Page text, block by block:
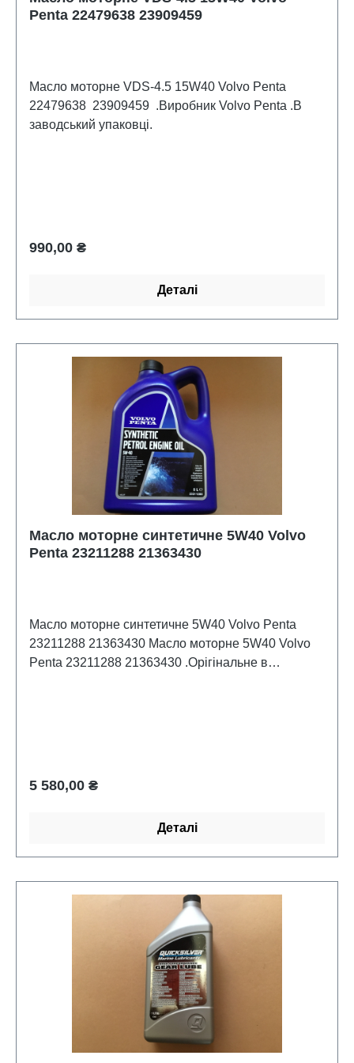
Penta 22479638 23909459
Масло моторне VDS-4.5 15W40 Volvo Penta
22479638 23909459 .Виробник Volvo Penta .В
заводський упаковці.
Звичайна ціна:
990,00 ₴
Деталі
Масло моторне синтетичне 5W40 Volvo
Penta 23211288 21363430
Масло моторне синтетичне 5W40 Volvo Penta
23211288 21363430 Масло моторне 5W40 Volvo
Penta 23211288 21363430 .Орігінальне в
Звичайна ціна:
5 580,00 ₴
Деталі